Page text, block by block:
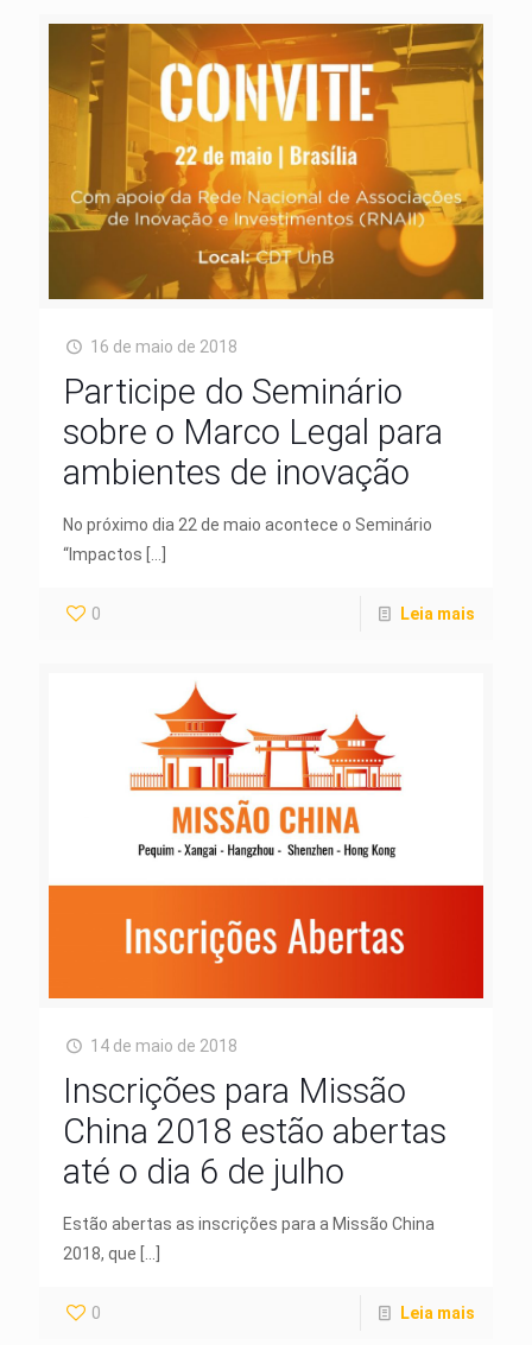
16 de maio de 2018
Participe do Seminário
sobre o Marco Legal para
ambientes de inovação
No próximo dia 22 de maio acontece o Seminário
“Impactos
0 Leia mais
14 de maio de 2018
Inscrições para Missão
China 2018 estão abertas
até o dia 6 de julho
Estão abertas as inscrições para a Missão China
2018, que
0 Leia mais